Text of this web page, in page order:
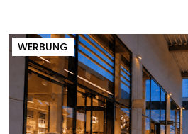
WERBUNG